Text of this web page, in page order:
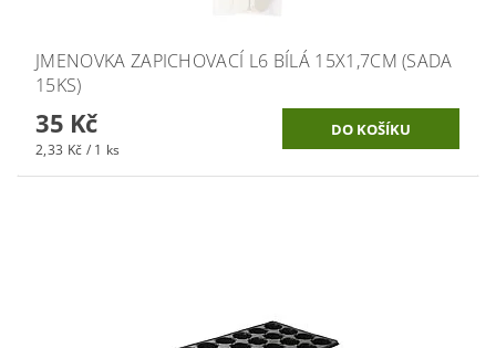
JMENOVKA ZAPICHOVACÍ L6 BÍLÁ 15X1,7CM (SADA
15KS)
35 Kč
2,33 Kč / 1 ks